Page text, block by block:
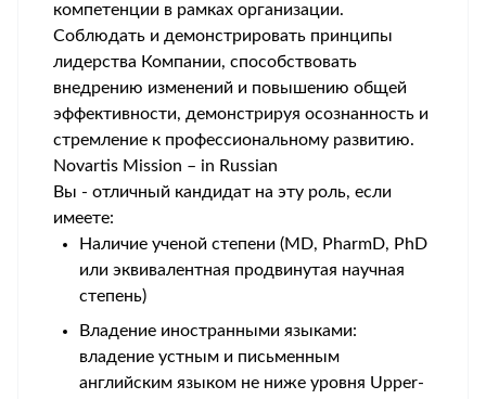
компетенции в рамках организации.
Соблюдать и демонстрировать принципы
лидерства Компании, способствовать
внедрению изменений и повышению общей
эффективности, демонстрируя осознанность и
стремление к профессиональному развитию.
Novartis Mission – in Russian
Вы - отличный кандидат на эту роль, если
имеете:
Наличие ученой степени (MD, PharmD, PhD
или эквивалентная продвинутая научная
степень)
Владение иностранными языками:
владение устным и письменным
английским языком не ниже уровня Upper-